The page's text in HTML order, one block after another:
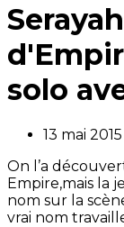
solo
13 mai 2015
On l’a
Empire,mais la
nom sur la
vrai nom